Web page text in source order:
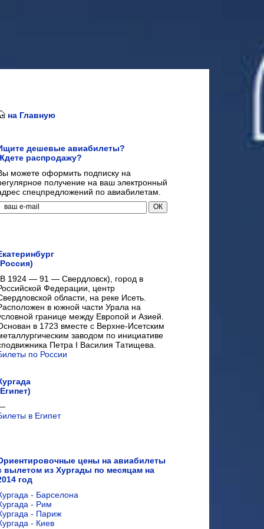
на Главную
дешевые авиабилеты?
распродажу?
можете оформить подписку на
получение на ваш электронный
спецпредложений по авиабилетам.
1924 — 91 — Свердловск), город в
Федерации, центр
области, на реке Исеть.
в южной части Урала на
границе между Европой и Азией.
в 1723 вместе с Верхне-Исетским
заводом по инициативе
Петра I Василия Татищева.
по России
в Египет
цены на авиабилеты
вылетом из Хургады по месяцам на
год
- Барселона
- Рим
- Париж
- Киев